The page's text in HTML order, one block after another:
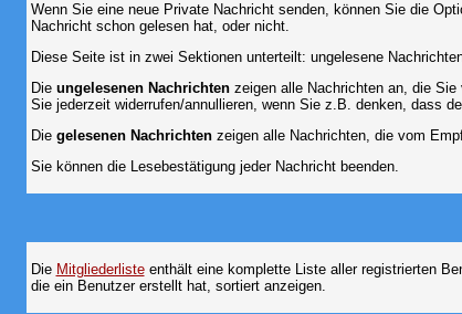
Wenn Sie eine neue Private Nachricht senden, können Sie die
Nachricht schon gelesen hat, oder nicht.
Diese Seite ist in zwei Sektionen unterteilt: ungelesene
Die ungelesenen Nachrichtenzeigen alle Nachrichten an, die Sie
Sie jederzeit widerrufen/annullieren, wenn Sie z.B. denken, dass
Die gelesenen Nachrichtenzeigen alle Nachrichten, die vom
Sie können die Lesebestätigung jeder Nachricht beenden.
Die Mitgliederlisteenthält eine komplette Liste aller registrierten
die ein Benutzer erstellt hat, sortiert anzeigen.